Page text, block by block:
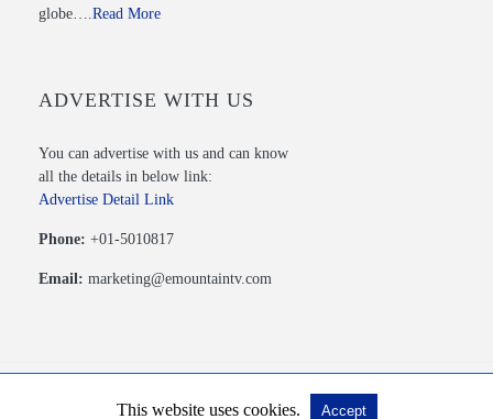
globe…. Read More
ADVERTISE WITH US
You can advertise with us and can know
all the details in below link:
Advertise Detail Link
Phone: +01-5010817
Email: marketing@emountaintv.com
© 2020 Mountain TV PVT. LTD. All Rights Reserved. View Non-AMP Version
This website uses cookies. Accept